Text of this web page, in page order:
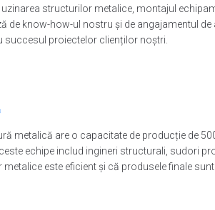
uzinarea structurilor metalice, montajul
de know-how-ul nostru și de angajamentul
succesul proiectelor clienților noștri.
metalică are o capacitate de producție de
echipe includ ingineri structurali, sudori
este eficient și că produsele finale